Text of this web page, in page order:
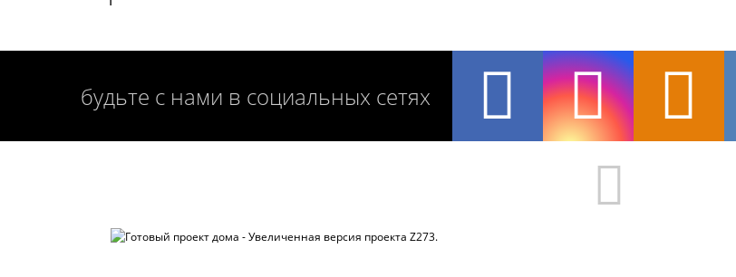
будьте с нами в социальных сетях